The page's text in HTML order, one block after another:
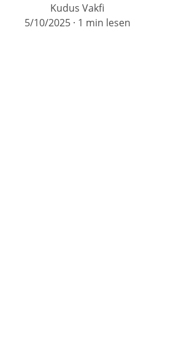
Kudus Vakfi
5/10/2025
1 min lesen